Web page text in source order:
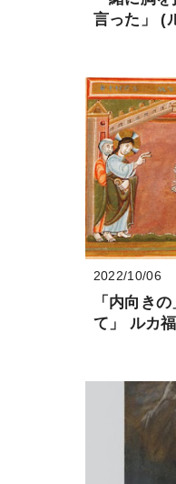
言った」 (
2022/10/06
「内向き
て」 ルカ